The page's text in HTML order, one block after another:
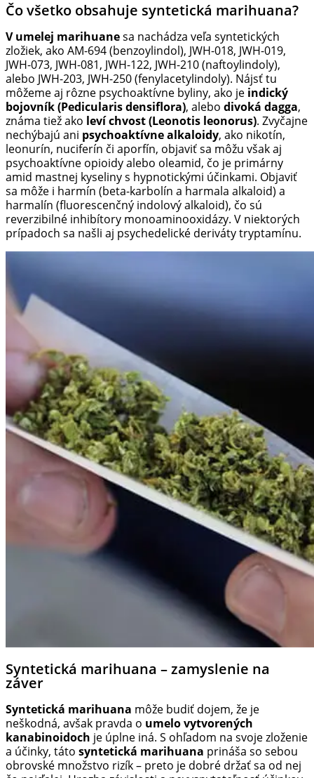
Čo všetko obsahuje syntetická marihuana?
V umelej marihuanesa nachádza veľa syntetických
zložiek, ako AM-694 (benzoylindol), JWH-018, JWH-019,
JWH-073, JWH-081, JWH-122, JWH-210 (naftoylindoly),
alebo JWH-203, JWH-250 (fenylacetylindoly). Nájsť tu
môžeme aj rôzne psychoaktívne byliny, ako je indický
bojovník (Pedicularis densiflora), alebo divoká dagga,
známa tiež ako leví chvost (Leonotis leonorus). Zvyčajne
nechýbajú ani psychoaktívne alkaloidy, ako nikotín,
leonurín, nuciferín či aporfín, objaviť sa môžu však aj
psychoaktívne opioidy alebo oleamid, čo je primárny
amid mastnej kyseliny s hypnotickými účinkami. Objaviť
sa môže i harmín (beta-karbolín a harmala alkaloid) a
harmalín (fluorescenčný indolový alkaloid), čo sú
reverzibilné inhibítory monoaminooxidázy. V niektorých
prípadoch sa našli aj psychedelické deriváty tryptamínu.
Syntetická marihuana – zamyslenie na
záver
Syntetická marihuana môže budiť dojem, že je
neškodná, avšak pravda o umelo vytvorených
kanabinoidoch je úplne iná. S ohľadom na svoje zloženie
a účinky, táto syntetická marihuana prináša so sebou
obrovské množstvo rizík – preto je dobré držať sa od nej